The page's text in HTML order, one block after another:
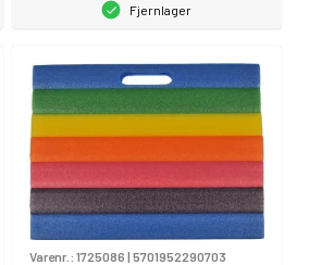
Fjernlager
Varenr.: 1725086 | 5701952290703